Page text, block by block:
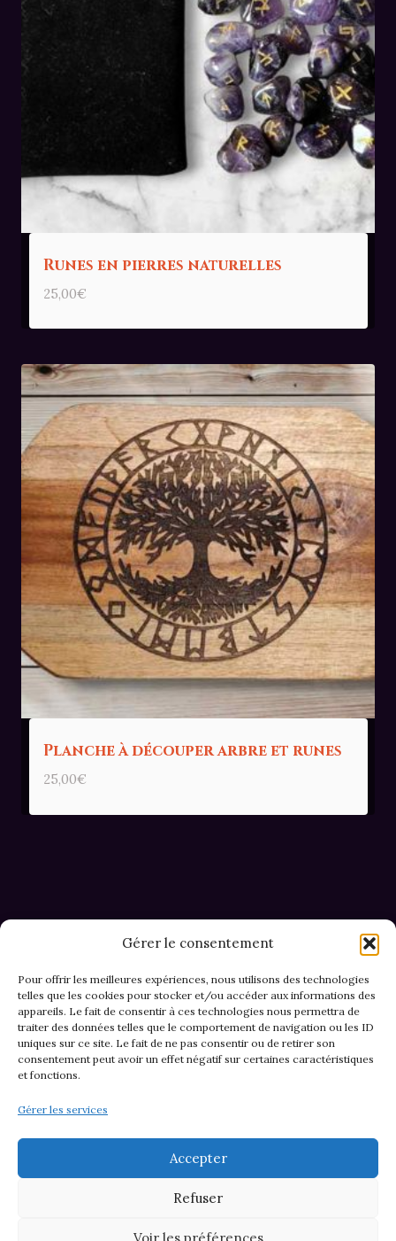
Gérer le consentement
Pour offrir les meilleures expériences, nous utilisons des technologies
telles que les cookies pour stocker et/ou accéder aux informations des
appareils. Le fait de consentir à ces technologies nous permettra de
traiter des données telles que le comportement de navigation ou les ID
uniques sur ce site. Le fait de ne pas consentir ou de retirer son
consentement peut avoir un effet négatif sur certaines caractéristiques
et fonctions.
Gérer les services
Accepter
Refuser
Voir les préférences
Runes en pierres naturelles
25,00€
Planche à découper arbre et runes
25,00€
CGV et Retours
Mentions légales & confidentialité